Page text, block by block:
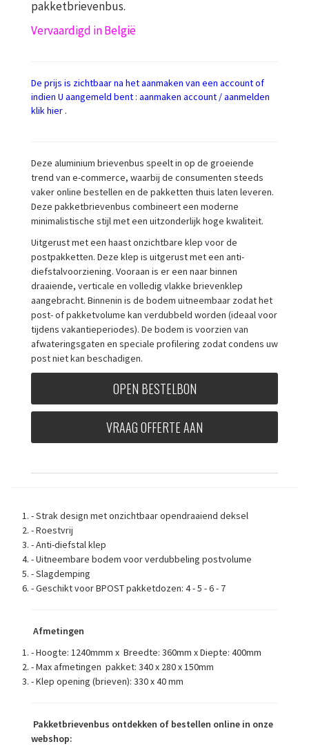
pakketbrievenbus.
Vervaardigd in België
De prijs is zichtbaar na het aanmaken van een account of
indien U aangemeld bent : aanmaken account / aanmelden
klik hier .
Deze aluminium brievenbus speelt in op de groeiende
trend van e-commerce, waarbij de consumenten steeds
vaker online bestellen en de pakketten thuis laten leveren.
Deze pakketbrievenbus combineert een moderne
minimalistische stijl met een uitzonderlijk hoge kwaliteit.
Uitgerust met een haast onzichtbare klep voor de
postpakketten. Deze klep is uitgerust met een anti-
diefstalvoorziening. Vooraan is er een naar binnen
draaiende, verticale en volledig vlakke brievenklep
aangebracht. Binnenin is de bodem uitneembaar zodat het
post- of pakketvolume kan verdubbeld worden (ideaal voor
tijdens vakantieperiodes). De bodem is voorzien van
afwateringsgaten en speciale profilering zodat condens uw
post niet kan beschadigen.
OPEN BESTELBON
VRAAG OFFERTE AAN
- Strak design met onzichtbaar opendraaiend deksel
- Roestvrij
- Anti-diefstal klep
- Uitneembare bodem voor verdubbeling postvolume
- Slagdemping
- Geschikt voor BPOST pakketdozen: 4 - 5 - 6 - 7
Afmetingen
- Hoogte: 1240mmm x Breedte: 360mm x Diepte: 400mm
- Max afmetingen pakket: 340 x 280 x 150mm
- Klep opening (brieven): 330 x 40 mm
Pakketbrievenbus ontdekken of bestellen online in onze
webshop: